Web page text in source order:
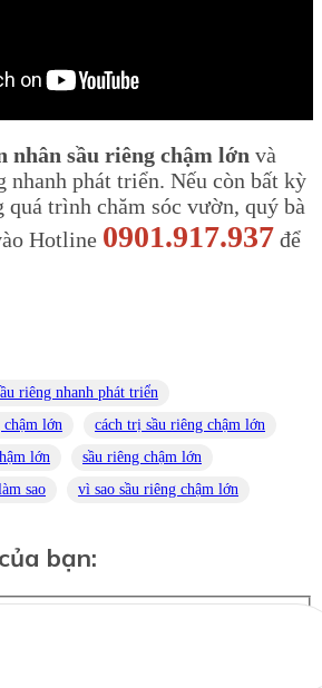
nhân sầu riêng chậm lớn và
nhanh phát triển. Nếu còn bất kỳ
quá trình chăm sóc vườn, quý bà
Hotline 0901.917.937 để
riêng nhanh phát triển
chậm lớn
cách trị sầu riêng chậm lớn
lớn
sầu riêng chậm lớn
sao
vì sao sầu riêng chậm lớn
bạn: